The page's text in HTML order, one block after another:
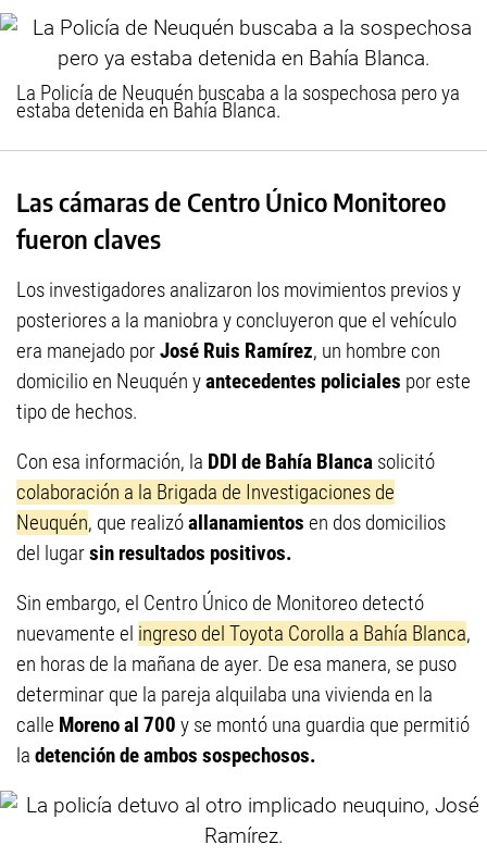
La Policía de Neuquén buscaba a la sospechosa pero ya
estaba detenida en Bahía Blanca.
Las cámaras de Centro Único Monitoreo
fueron claves
Los investigadores analizaron los movimientos previos y
posteriores a la maniobra y concluyeron que el vehículo
era manejado porJosé Ruis Ramírez, un hombre con
domicilio en Neuquén yantecedentes policiales por este
tipo de hechos.
Con esa información, la DDI de Bahía Blanca solicitó
colaboración a la Brigada de Investigaciones de
Neuquén, que realizóallanamientos en dos domicilios
del lugarsin resultados positivos.
Sin embargo, el Centro Único de Monitoreo detectó
nuevamente el ingreso del Toyota Corolla a Bahía Blanca,
en horas de la mañana de ayer. De esa manera, se puso
determinar que la pareja alquilaba una vivienda en la
calle Moreno al 700 y se montó una guardia que permitió
la detención de ambos sospechosos.